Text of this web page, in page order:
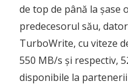
de top de până la șase
predecesorul său,
TurboWrite, cu viteze
550 MB/s și respectiv,
disponibile la